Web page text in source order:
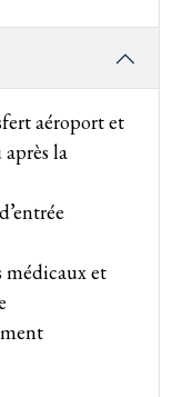
aéroport et
la
médicaux et